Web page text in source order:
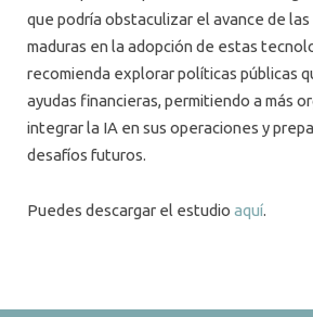
que podría obstaculizar el avance de
maduras en la adopción de estas
recomienda explorar políticas públicas
ayudas financieras, permitiendo a más
integrar la IA en sus operaciones y
desafíos futuros.
Puedes descargar el estudio aquí.